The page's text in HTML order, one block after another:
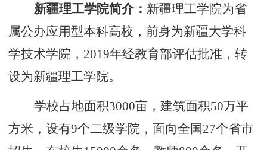
新疆理工学院简介： 新疆理工学院为省
属公办应用型本科高校，前身为新疆大学科
学技术学院，2019年经教育部评估批准，转
设为新疆理工学院。
学校占地面积3000亩，建筑面积50万平
方米，设有9个二级学院，面向全国27个省市